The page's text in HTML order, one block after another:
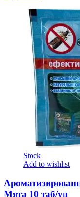
Stock
Add to wishlist
Мята 10 таб/уп